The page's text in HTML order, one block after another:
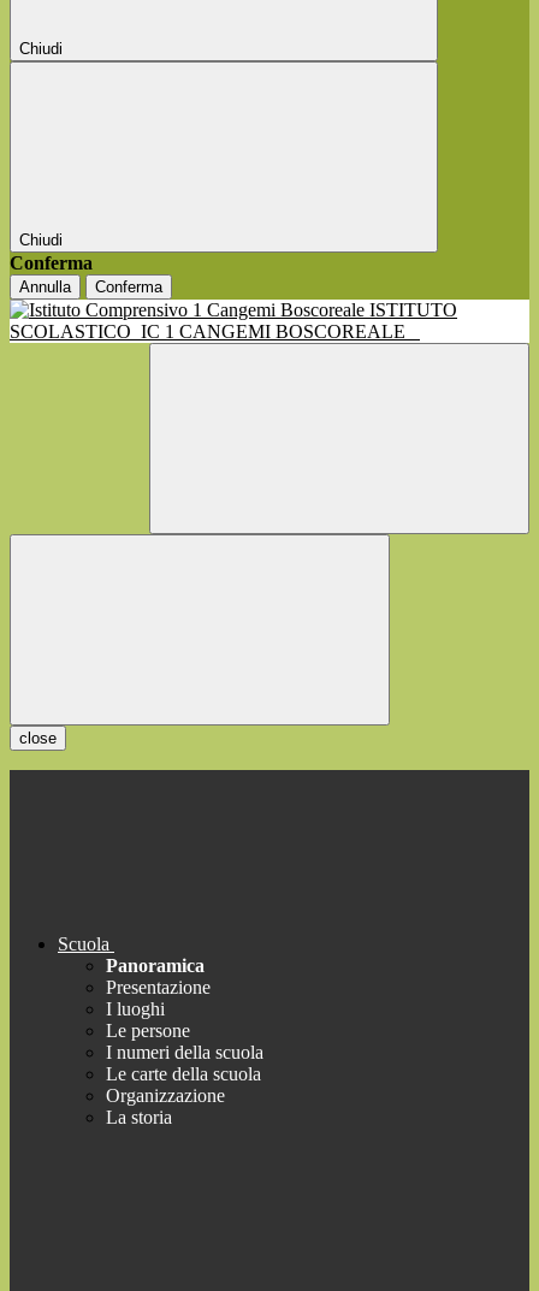
Chiudi
Chiudi
Conferma
Annulla Conferma
ISTITUTO
SCOLASTICO IC 1 CANGEMI BOSCOREALE
close
Scuola
Panoramica
Presentazione
I luoghi
Le persone
I numeri della scuola
Le carte della scuola
Organizzazione
La storia